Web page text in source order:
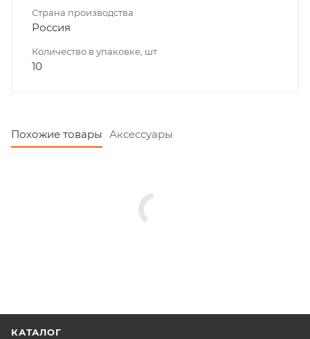
Страна производства
Россия
Количество в упаковке, шт
10
Похожие товары Аксессуары
КАТАЛОГ